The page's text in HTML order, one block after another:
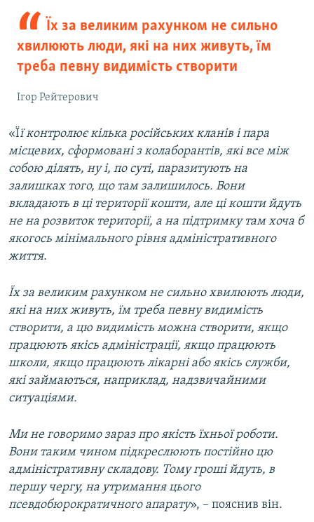
Їх за великим рахунком не сильно
хвилюють люди, які на них живуть, їм
треба певну видимість створити
Ігор Рейтерович
«Її контролює кілька російських кланів і пара
місцевих, сформовані з колаборантів, які все між
собою ділять, ну і, по суті, паразитують на
залишках того, що там залишилось. Вони
вкладають в ці території кошти, але ці кошти йдуть
не на розвиток території, а на підтримку там хоча б
якогось мінімального рівня адміністративного
життя.
Їх за великим рахунком не сильно хвилюють люди,
які на них живуть, їм треба певну видимість
створити, а цю видимість можна створити, якщо
працюють якісь адміністрації, якщо працюють
школи, якщо працюють лікарні або якісь служби,
які займаються, наприклад, надзвичайними
ситуаціями.
Ми не говоримо зараз про якість їхньої роботи.
Вони таким чином підкреслюють постійно цю
адміністративну складову. Тому гроші йдуть, в
першу чергу, на утримання цього
псевдобюрократичного апарату», – пояснив він.